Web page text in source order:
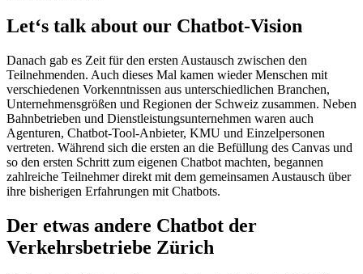
Let‘s talk about our Chatbot-Vision
Danach gab es Zeit für den ersten Austausch zwischen den
Teilnehmenden. Auch dieses Mal kamen wieder Menschen mit
verschiedenen Vorkenntnissen aus unterschiedlichen Branchen,
Unternehmensgrößen und Regionen der Schweiz zusammen. Neben
Bahnbetrieben und Dienstleistungsunternehmen waren auch
Agenturen, Chatbot-Tool-Anbieter, KMU und Einzelpersonen
vertreten. Während sich die ersten an die Befüllung des Canvas und
so den ersten Schritt zum eigenen Chatbot machten, begannen
zahlreiche Teilnehmer direkt mit dem gemeinsamen Austausch über
ihre bisherigen Erfahrungen mit Chatbots.
Der etwas andere Chatbot der
Verkehrsbetriebe Zürich